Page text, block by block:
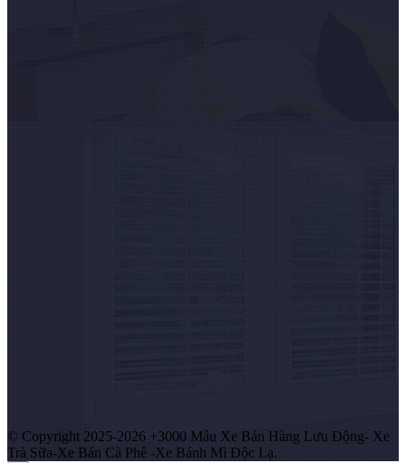
© Copyright 2025-2026 +3000 Mẫu Xe Bán Hàng Lưu Động- Xe
Trà Sữa-Xe Bán Cà Phê -Xe Bánh Mì Độc Lạ.